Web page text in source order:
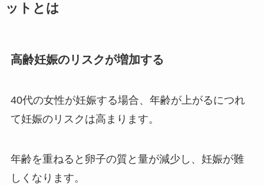
ットとは
高齢妊娠のリスクが増加する
40代の女性が妊娠する場合、年齢が上がるにつれ
て妊娠​​のリスクは高まります。
年齢を重ねると卵子の質と量が減少し、妊娠が難
しくなります。